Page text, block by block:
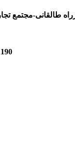
تجاری نور- طبقه سوم- واحد 11048 /*/
09101115862